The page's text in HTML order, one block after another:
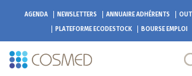
AGENDA NEWSLETTERS ANNUAIRE ADHÉRENTS
PLATEFORME ECODESTOCK BOURSE EMPLOI